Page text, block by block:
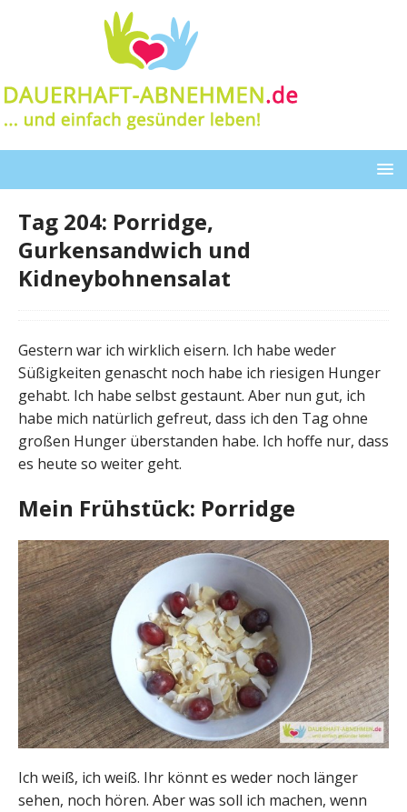
Tag 204: Porridge,
Gurkensandwich und
Kidneybohnensalat
Gestern war ich wirklich eisern. Ich habe weder
Süßigkeiten genascht noch habe ich riesigen Hunger
gehabt. Ich habe selbst gestaunt. Aber nun gut, ich
habe mich natürlich gefreut, dass ich den Tag ohne
großen Hunger überstanden habe. Ich hoffe nur, dass
es heute so weiter geht.
Mein Frühstück: Porridge
Ich weiß, ich weiß. Ihr könnt es weder noch länger
sehen, noch hören. Aber was soll ich machen, wenn